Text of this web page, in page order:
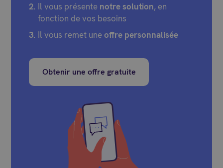
Il vous présente notre solution, en
fonction de vos besoins
Il vous remet une offre personnalisée
Obtenir une offre gratuite